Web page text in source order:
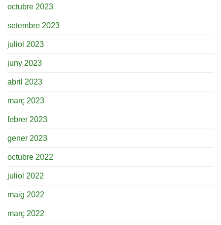
octubre 2023
setembre 2023
juliol 2023
juny 2023
abril 2023
març 2023
febrer 2023
gener 2023
octubre 2022
juliol 2022
maig 2022
març 2022